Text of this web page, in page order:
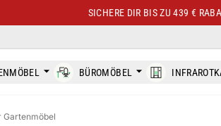
SICHERE DIR BIS ZU 439 €
BÜROMÖBEL
Gartenmöbel